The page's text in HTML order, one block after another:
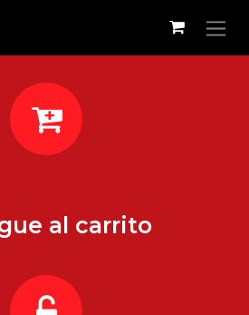
al carrito